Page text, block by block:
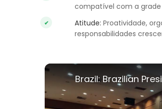
compatível com a grade
Atitude: Proatividade,
responsabilidades